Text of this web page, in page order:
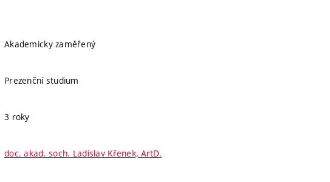
Akademicky zaměřený
Prezenční studium
3 roky
doc. akad. soch. Ladislav Křenek, ArtD.